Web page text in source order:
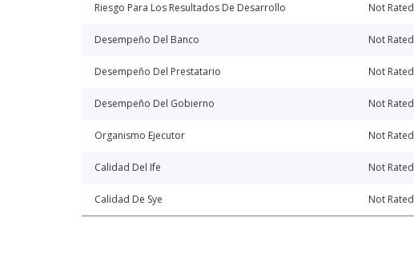
Riesgo Para Los Resultados De Desarrollo Not Rated
Desempeño Del Banco Not Rated
Desempeño Del Prestatario Not Rated
Desempeño Del Gobierno Not Rated
Organismo Ejecutor Not Rated
Calidad Del Ife Not Rated
Calidad De Sye Not Rated